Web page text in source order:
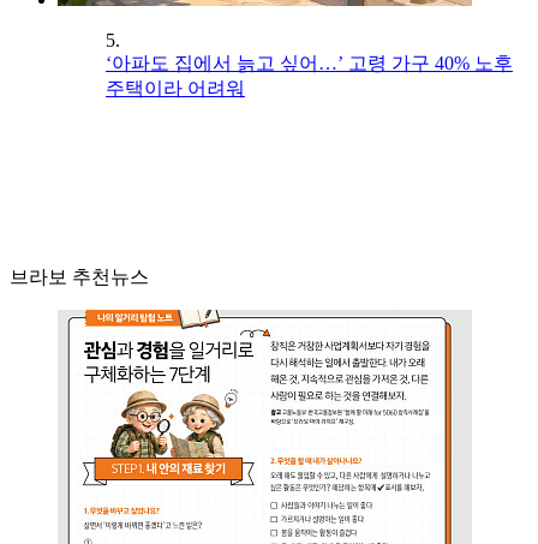
5.
‘아파도 집에서 늙고 싶어…’ 고령 가구 40% 노후
주택이라 어려워
브라보 추천뉴스